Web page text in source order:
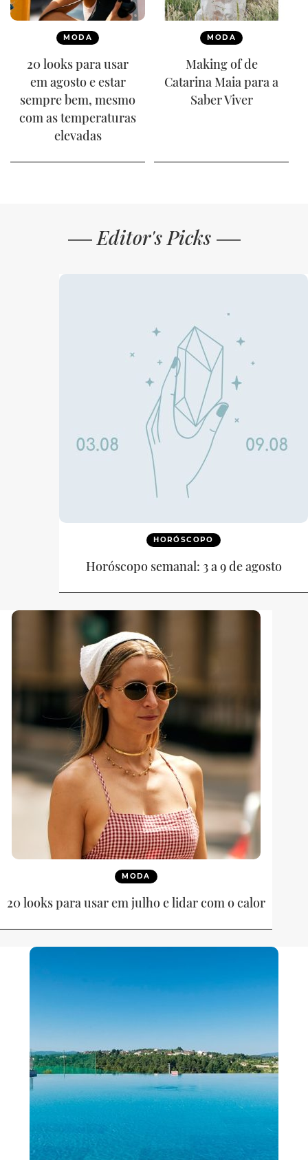
MODA
20 looks para usar
em agosto e estar
sempre bem, mesmo
com as temperaturas
elevadas
MODA
Making of de
Catarina Maia para a
Saber Viver
Editor's Picks
HORÓSCOPO
Horóscopo semanal: 3 a 9 de agosto
MODA
20 looks para usar em julho e lidar com o calor